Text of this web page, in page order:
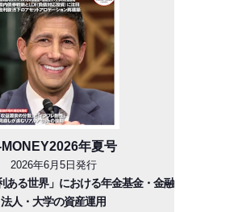
年夏号
2026年6月5日発行
ある世界」における年金基金・金融
法人・大学の資産運用